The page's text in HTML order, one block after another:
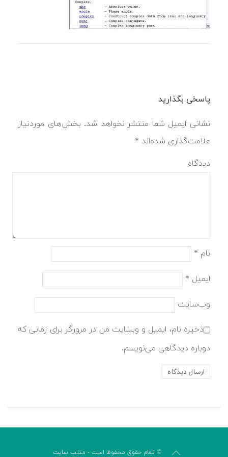
پاسخی بگذارید
نشانی ایمیل شما منتشر نخواهد شد. بخش‌های موردنیاز
علامت‌گذاری شده‌اند *
دیدگاه
نام *
ایمیل *
وب‌سایت
ذخیره نام، ایمیل و وبسایت من در مرورگر برای زمانی که
دوباره دیدگاهی می‌نویسم.
© تمام حقوق محفوظ است - متلب سایت